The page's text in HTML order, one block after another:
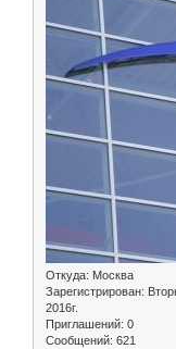
Откуда: Москва
Зарегистрирован:
2016г.
Приглашений: 0
Сообщений: 621